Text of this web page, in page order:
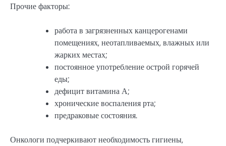
Прочие факторы:
работа в загрязненных канцерогенами
помещениях, неотапливаемых, влажных или
жарких местах;
постоянное употребление острой горячей
еды;
дефицит витамина А;
хронические воспаления рта;
предраковые состояния.
Онкологи подчеркивают необходимость гигиены,